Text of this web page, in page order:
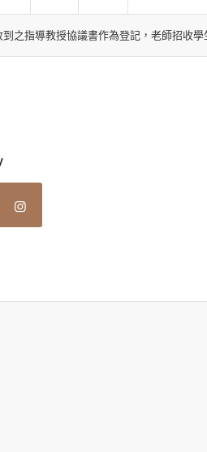
之指導教授協議書作為登記，老師招收學